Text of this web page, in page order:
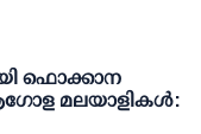
ഫൊക്കാന
മലയാളികൾ: